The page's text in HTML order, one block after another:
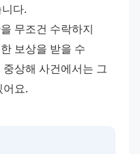
다.
무조건 수락하지
보상을 받을 수
상해 사건에서는 그
요.